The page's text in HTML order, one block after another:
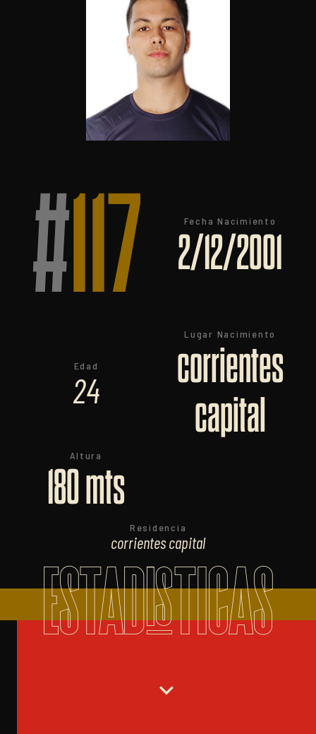
#117 Fecha Nacimiento
2/12/2001
Edad
24
Lugar Nacimiento
corrientes
capital
Altura
180 mts
Residencia
corrientes capital
ESTADISTICAS
expand_more